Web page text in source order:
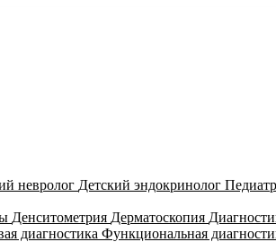
невролог Детский эндокринолог Педиатр
Денситометрия Дерматоскопия
диагностика Функциональная